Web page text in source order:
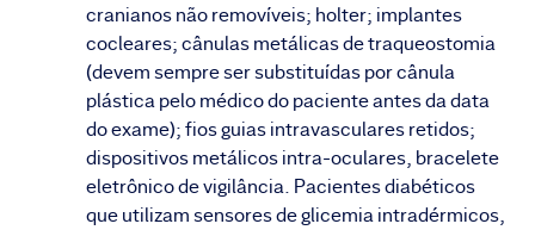
cranianos não removíveis; holter; implantes
cocleares; cânulas metálicas de traqueostomia
(devem sempre ser substituídas por cânula
plástica pelo médico do paciente antes da data
do exame); fios guias intravasculares retidos;
dispositivos metálicos intra-oculares, bracelete
eletrônico de vigilância. Pacientes diabéticos
que utilizam sensores de glicemia intradérmicos,